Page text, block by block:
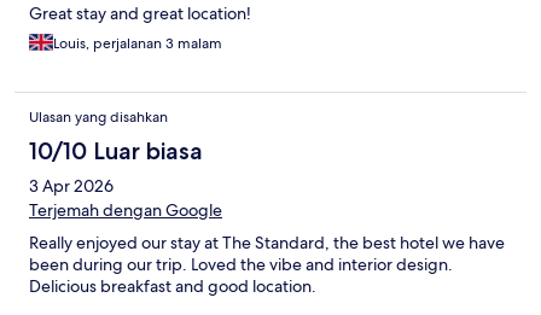
Great stay and great location!
Louis, perjalanan 3 malam
Ulasan yang disahkan
10/10 Luar biasa
3 Apr 2026
Terjemah dengan Google
Really enjoyed our stay at The Standard, the best hotel we have
been during our trip. Loved the vibe and interior design.
Delicious breakfast and good location.